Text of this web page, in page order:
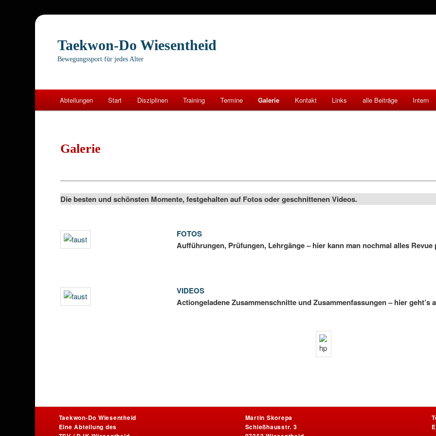
Taekwon-Do Wiesentheid
Bewegungssport für jedes Alter
Zum
Inhalt
Abteilungen Start Disziplinen Training Termine Galerie Kontakt Links alle Beiträge Intern
Galerie
Die besten und schönsten Momente, festgehalten auf Fotos oder geschnittenen Videos.
FOTOS
Aufführungen, Prüfungen, Lehrgänge – hier kann man nochmal alles Revue
VIDEOS
Actiongeladene Zusammenschnitte und Zusammenfassungen – hier geht’s
Taekwon-Do Wiesentheid
Eine Abteilung des
Martin Skorepa
Schießhausstr. 3